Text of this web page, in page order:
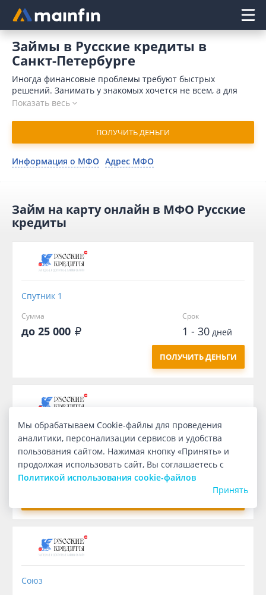
Главное меню
Займы в Русские кредиты в
Санкт-Петербурге
Иногда финансовые проблемы требуют быстрых
решений. Занимать у знакомых хочется не всем, а для
обращения в банк требуется время и значительный
может послужить отрицательная кредитная история.
Отличным решением является займ в Русские кредиты
онлайн в Санкт-Петербурге. В 2026 году для отправки
запроса понадобится минимум времени.
Микрофинансовая организация одобряет заявку в
Показать весь
ПОЛУЧИТЬ ДЕНЬГИ
Информация о МФО Адрес МФО
Займ на карту онлайн в МФО Русские
кредиты
Спутник 1
Сумма
до 25 000
Срок
1 - 30дней
ПОЛУЧИТЬ ДЕНЬГИ
Восток
до 50 000
Срок
1 - 60
Союз
Мы обрабатываем Cookie-файлы для проведения
аналитики, персонализации сервисов и удобства
пользования сайтом. Нажимая кнопку «Принять» и
продолжая использовать сайт, Вы соглашаетесь с
Политикой использования cookie-файлов
Принять